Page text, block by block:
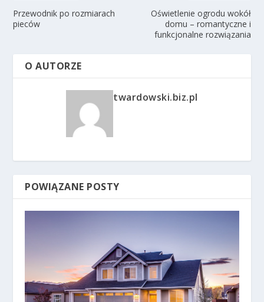
Przewodnik po rozmiarach
pieców
Oświetlenie ogrodu wokół
domu – romantyczne i
funkcjonalne rozwiązania
O AUTORZE
twardowski.biz.pl
POWIĄZANE POSTY